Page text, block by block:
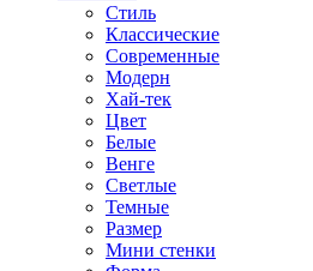
Стиль
Классические
Современные
Модерн
Хай-тек
Цвет
Белые
Венге
Светлые
Темные
Размер
Мини стенки